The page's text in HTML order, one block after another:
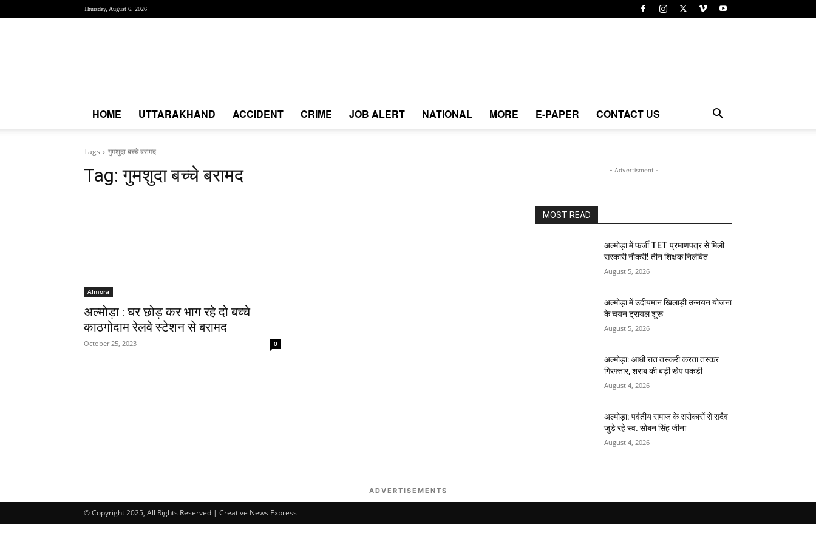
Thursday, August 6, 2026
HOME UTTARAKHAND ACCIDENT CRIME JOB ALERT NATIONAL MORE E-PAPER CONTACT US
Tags गुमशुदा बच्चे बरामद
Tag:गुमशुदा बच्चे बरामद
Almora
अल्मोड़ा : घर छोड़ कर भाग रहे दो बच्चे
काठगोदाम रेलवे स्टेशन से बरामद
October 25, 2023 0
- Advertisment -
MOST READ
अल्मोड़ा में फर्जी TET प्रमाणपत्र से मिली
सरकारी नौकरी! तीन शिक्षक निलंबित
August 5, 2026
अल्मोड़ा में उदीयमान खिलाड़ी उन्नयन योजना
के चयन ट्रायल शुरू
August 5, 2026
अल्मोड़ा: आधी रात तस्करी करता तस्कर​
गिरफ्तार, शराब की बड़ी खेप पकड़ी
August 4, 2026
अल्मोड़ा: पर्वतीय समाज के सरोकारों से सदैव
जुड़े रहे स्व. सोबन सिंह जीना
August 4, 2026
ADVERTISEMENTS
© Copyright 2025, All Rights Reserved | Creative News Express